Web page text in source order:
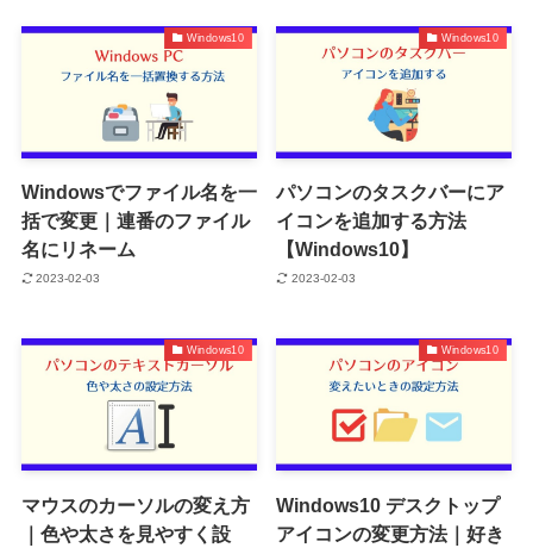
Windows10
Windowsでファイル名を一
括で変更｜連番のファイル
名にリネーム
2023-02-03
Windows10
パソコンのタスクバーにア
イコンを追加する方法
【Windows10】
2023-02-03
Windows10
マウスのカーソルの変え方
｜色や太さを見やすく設
Windows10
Windows10 デスクトップ
アイコンの変更方法｜好き